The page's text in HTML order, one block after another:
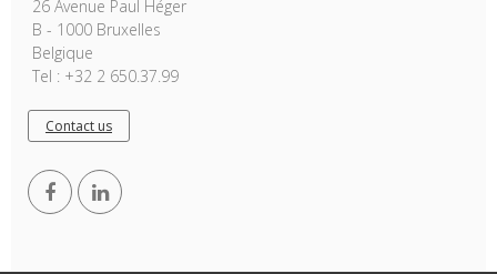
26 Avenue Paul Héger
B - 1000 Bruxelles
Belgique
Tel : +32 2 650.37.99
Contact us